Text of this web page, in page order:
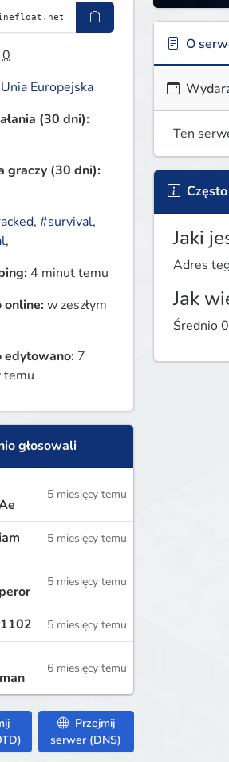
0
Unia Europejska
(30 dni):
graczy (30 dni):
, #survival,
,
4 minut temu
online:w zeszłym
edytowano: 7
temu
głosowali
5 miesięcy temu
5 miesięcy temu
5 miesięcy temu
5 miesięcy temu
6 miesięcy temu
Przejmij
serwer (DNS)
O
Ten
Jaki
Adres
Jak
Średnio